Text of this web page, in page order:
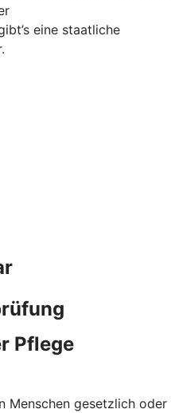
eine staatliche
Pflege
Menschen gesetzlich oder